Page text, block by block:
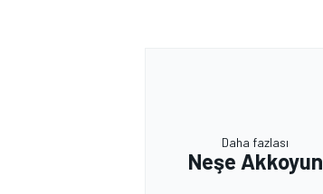
Daha fazlası
Neşe Akkoyun